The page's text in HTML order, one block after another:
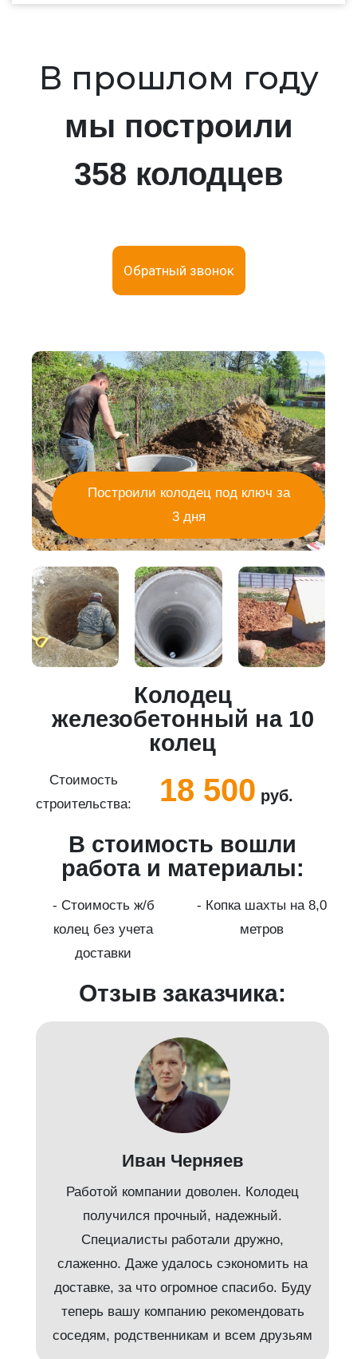
В прошлом году
мы построили
358 колодцев
Обратный звонок
Построили колодец под ключ за
3 дня
Колодец
железобетонный на 10
колец
Стоимость
строительства:
18 500 руб.
В стоимость вошли
работа и материалы:
- Стоимость ж/б
колец без учета
доставки
- Копка шахты на 8,0
метров
Отзыв заказчика:
Иван Черняев
Работой компании доволен. Колодец
получился прочный, надежный.
Специалисты работали дружно,
слаженно. Даже удалось сэкономить на
доставке, за что огромное спасибо. Буду
теперь вашу компанию рекомендовать
соседям, родственникам и всем друзьям